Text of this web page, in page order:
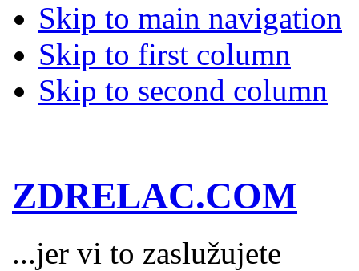
Skip to main navigation
Skip to first column
Skip to second column
ZDRELAC.COM
...jer vi to zaslužujete